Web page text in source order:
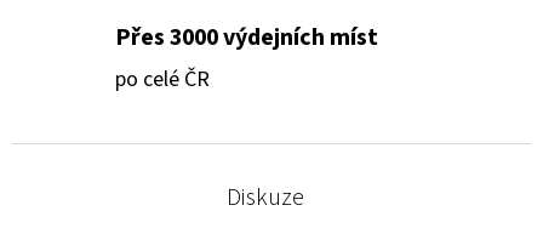
Přes 3000 výdejních míst
po celé ČR
Diskuze